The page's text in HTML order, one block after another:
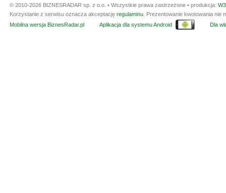
© 2010-2026 BIZNESRADAR sp. z o.o. • Wszystkie prawa zastrzeżone • produkcja:
Korzystanie z serwisu oznacza akceptację regulaminu . Prezentowanie kwotowania
Mobilna wersja BiznesRadar.pl
Aplikacja dla systemu Android Dla